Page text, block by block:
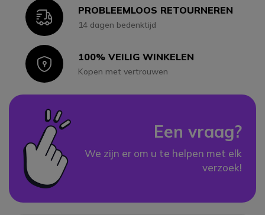
IconPROBLEEMLOOS RETOURNEREN
14 dagen bedenktijd
Icon100% VEILIG WINKELEN
Kopen met vertrouwen
Een vraag?
We zijn er om u te helpen met elk
verzoek!